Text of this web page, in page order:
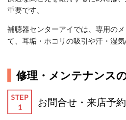
重要です。
補聴器センターアイでは、専用の
て、耳垢・ホコリの吸引や汗・湿気
修理・メンテナンス
お問合せ・来店予約